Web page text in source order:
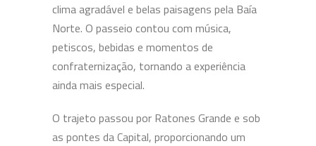
clima agradável e belas paisagens pela Baía
Norte. O passeio contou com música,
petiscos, bebidas e momentos de
confraternização, tornando a experiência
ainda mais especial.
O trajeto passou por Ratones Grande e sob
as pontes da Capital, proporcionando um